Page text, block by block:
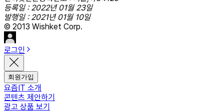
등록일 : 2022년 01월 23일
발행일 : 2021년 01월 10일
© 2013 Wishket Corp.
로그인
회원가입
요즘IT 소개
콘텐츠 제안하기
광고 상품 보기